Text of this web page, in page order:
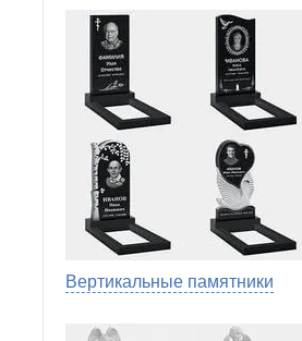
Вертикальные памятники